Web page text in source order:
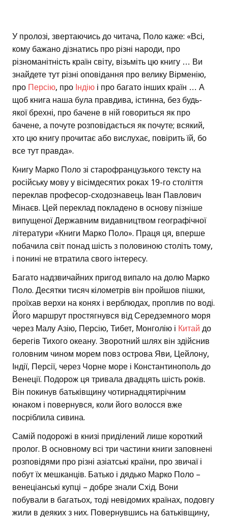
У пролозі, звертаючись до читача, Поло каже: «Всі,
кому бажано дізнатись про різні народи, про
різноманітність країн світу, візьміть цю книгу … Ви
знайдете тут різні оповідання про велику Вірменію,
про Персію, про Індію і про багато інших країн … А
щоб книга наша була правдива, істинна, без будь-
якої брехні, про бачене в ній говориться як про
бачене, а почуте розповідається як почуте; всякий,
хто цю книгу прочитає або вислухає, повірить їй, бо
все тут правда».
Книгу Марко Поло зі старофранцузького тексту на
російську мову у вісімдесятих роках 19-го століття
переклав професор-сходознавець Іван Павлович
Мінаєв. Цей переклад покладено в основу пізніше
випущеної Державним видавництвом географічної
літератури «Книги Марко Поло». Праця ця, вперше
побачила світ понад шість з половиною століть тому,
і понині не втратила свого інтересу.
Багато надзвичайних пригод випало на долю Марко
Поло. Десятки тисяч кілометрів він пройшов пішки,
проїхав верхи на конях і верблюдах, проплив по воді.
Його маршрут простягнувся від Середземного моря
через Малу Азію, Персію, Тибет, Монголію і Китай до
берегів Тихого океану. Зворотний шлях він здійснив
головним чином морем повз острова Яви, Цейлону,
Індії, Персії, через Чорне море і Константинополь до
Венеції. Подорож ця тривала двадцять шість років.
Він покинув батьківщину чотирнадцятирічним
юнаком і повернувся, коли його волосся вже
посріблила сивина.
Самій подорожі в книзі приділений лише короткий
пролог. В основному всі три частини книги заповнені
розповідями про різні азіатські країни, про звичаї і
побут їх мешканців. Батько і дядько Марко Поло –
венеціанські купці – добре знали Схід. Вони
побували в багатьох, тоді невідомих країнах, подовгу
жили в деяких з них. Повернувшись на батьківщину,